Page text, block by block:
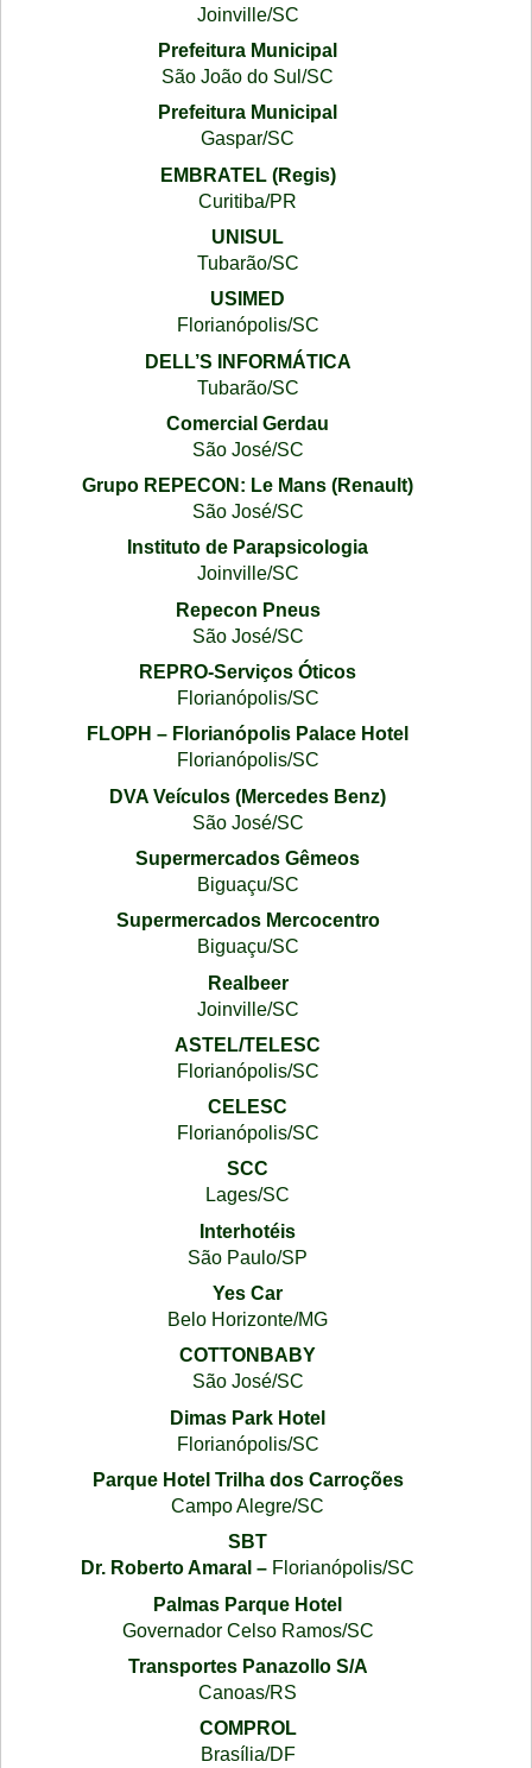
Joinville/SC
Prefeitura Municipal
São João do Sul/SC
Prefeitura Municipal
Gaspar/SC
EMBRATEL (Regis)
Curitiba/PR
UNISUL
Tubarão/SC
USIMED
Florianópolis/SC
DELL’S INFORMÁTICA
Tubarão/SC
Comercial Gerdau
São José/SC
Grupo REPECON: Le Mans (Renault)
São José/SC
Instituto de Parapsicologia
Joinville/SC
Repecon Pneus
São José/SC
REPRO-Serviços Óticos
Florianópolis/SC
FLOPH – Florianópolis Palace Hotel
Florianópolis/SC
DVA Veículos (Mercedes Benz)
São José/SC
Supermercados Gêmeos
Biguaçu/SC
Supermercados Mercocentro
Biguaçu/SC
Realbeer
Joinville/SC
ASTEL/TELESC
Florianópolis/SC
CELESC
Florianópolis/SC
SCC
Lages/SC
Interhotéis
São Paulo/SP
Yes Car
Belo Horizonte/MG
COTTONBABY
São José/SC
Dimas Park Hotel
Florianópolis/SC
Parque Hotel Trilha dos Carroções
Campo Alegre/SC
SBT
Dr. Roberto Amaral – Florianópolis/SC
Palmas Parque Hotel
Governador Celso Ramos/SC
Transportes Panazollo S/A
Canoas/RS
COMPROL
Brasília/DF